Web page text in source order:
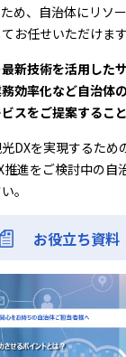
め、自治体にリソ
お任せいただけます
最新技術を活用した
効率化など自治体
スをご提案すること
DXを実現するため
推進をご検討中の自
。
お役立ち資料